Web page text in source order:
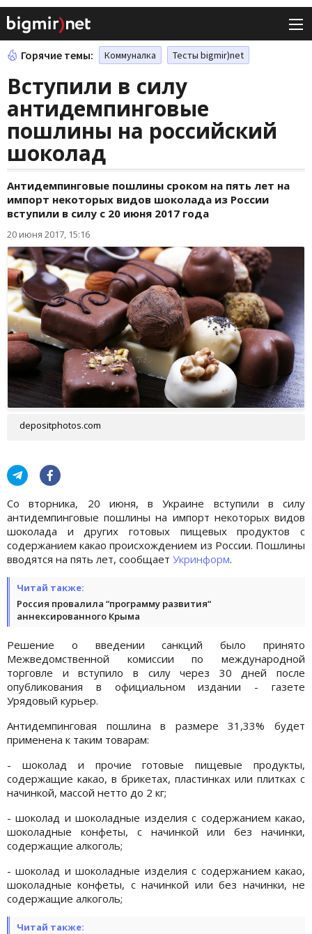
Горячие темы: Коммуналка Тесты bigmir)net
Вступили в силу
антидемпинговые
пошлины на российский
шоколад
Антидемпинговые пошлины сроком на пять лет на
импорт некоторых видов шоколада из России
вступили в силу с 20 июня 2017 года
20 июня 2017, 15:16
depositphotos.com
Со вторника, 20 июня, в Украине вступили в силу
антидемпинговые пошлины на импорт некоторых видов
шоколада и других готовых пищевых продуктов с
содержанием какао происхождением из России. Пошлины
вводятся на пять лет, сообщает Укринформ.
Читай также:
Россия провалила “программу развития“
аннексированного Крыма
Решение о введении санкций было принято
Межведомственной комиссии по международной
торговле и вступило в силу через 30 дней после
опубликования в официальном издании - газете
Урядовый курьер.
Антидемпинговая пошлина в размере 31,33% будет
применена к таким товарам:
- шоколад и прочие готовые пищевые продукты,
содержащие какао, в брикетах, пластинках или плитках с
начинкой, массой нетто до 2 кг;
- шоколад и шоколадные изделия с содержанием какао,
шоколадные конфеты, с начинкой или без начинки,
содержащие алкоголь;
- шоколад и шоколадные изделия с содержанием какао,
шоколадные конфеты, с начинкой или без начинки, не
содержащие алкоголь;
Читай также: